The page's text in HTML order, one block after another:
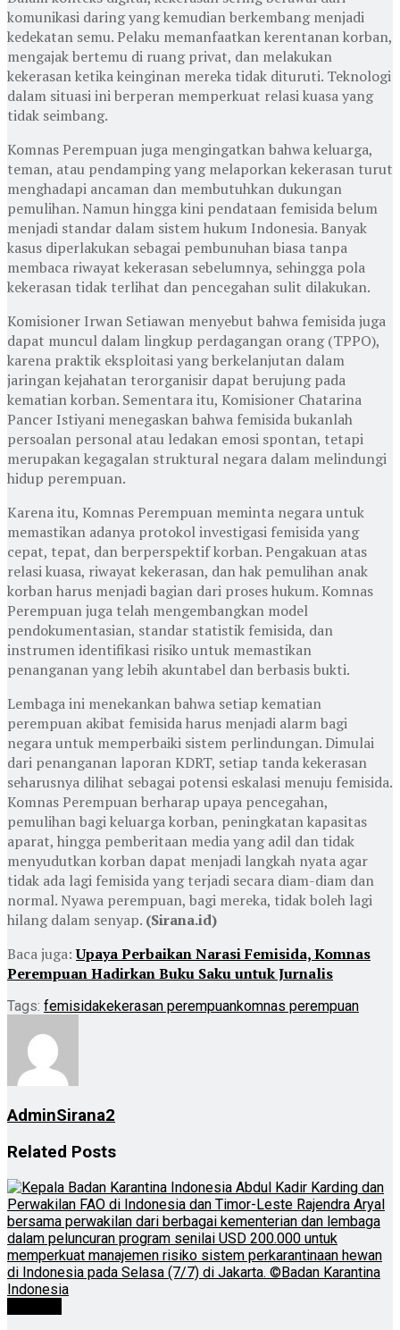
komunikasi daring yang kemudian berkembang menjadi
kedekatan semu. Pelaku memanfaatkan kerentanan korban,
mengajak bertemu di ruang privat, dan melakukan
kekerasan ketika keinginan mereka tidak dituruti. Teknologi
dalam situasi ini berperan memperkuat relasi kuasa yang
tidak seimbang.
Komnas Perempuan juga mengingatkan bahwa keluarga,
teman, atau pendamping yang melaporkan kekerasan turut
menghadapi ancaman dan membutuhkan dukungan
pemulihan. Namun hingga kini pendataan femisida belum
menjadi standar dalam sistem hukum Indonesia. Banyak
kasus diperlakukan sebagai pembunuhan biasa tanpa
membaca riwayat kekerasan sebelumnya, sehingga pola
kekerasan tidak terlihat dan pencegahan sulit dilakukan.
Komisioner Irwan Setiawan menyebut bahwa femisida juga
dapat muncul dalam lingkup perdagangan orang (TPPO),
karena praktik eksploitasi yang berkelanjutan dalam
jaringan kejahatan terorganisir dapat berujung pada
kematian korban. Sementara itu, Komisioner Chatarina
Pancer Istiyani menegaskan bahwa femisida bukanlah
persoalan personal atau ledakan emosi spontan, tetapi
merupakan kegagalan struktural negara dalam melindungi
hidup perempuan.
Karena itu, Komnas Perempuan meminta negara untuk
memastikan adanya protokol investigasi femisida yang
cepat, tepat, dan berperspektif korban. Pengakuan atas
relasi kuasa, riwayat kekerasan, dan hak pemulihan anak
korban harus menjadi bagian dari proses hukum. Komnas
Perempuan juga telah mengembangkan model
pendokumentasian, standar statistik femisida, dan
instrumen identifikasi risiko untuk memastikan
penanganan yang lebih akuntabel dan berbasis bukti.
Lembaga ini menekankan bahwa setiap kematian
perempuan akibat femisida harus menjadi alarm bagi
negara untuk memperbaiki sistem perlindungan. Dimulai
dari penanganan laporan KDRT, setiap tanda kekerasan
seharusnya dilihat sebagai potensi eskalasi menuju femisida.
Komnas Perempuan berharap upaya pencegahan,
pemulihan bagi keluarga korban, peningkatan kapasitas
aparat, hingga pemberitaan media yang adil dan tidak
menyudutkan korban dapat menjadi langkah nyata agar
tidak ada lagi femisida yang terjadi secara diam-diam dan
normal. Nyawa perempuan, bagi mereka, tidak boleh lagi
hilang dalam senyap. (Sirana.id)
Baca juga:Upaya Perbaikan Narasi Femisida, Komnas
Perempuan Hadirkan Buku Saku untuk Jurnalis
Tags: femisidakekerasan perempuankomnas perempuan
AdminSirana2
Related Posts